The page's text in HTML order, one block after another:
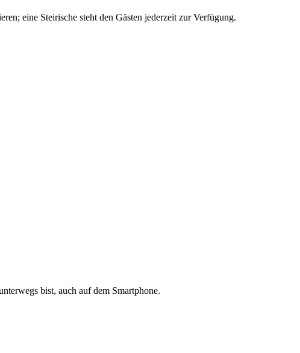
eine Steirische steht den Gästen jederzeit zur Verfügung.
bist, auch auf dem Smartphone.